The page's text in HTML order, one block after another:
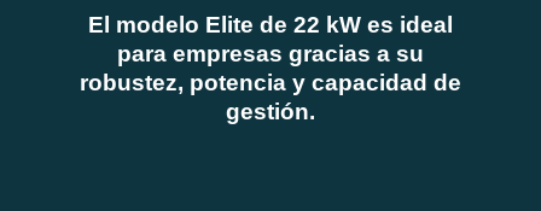
El modelo Elite de 22 kWes ideal
para empresas gracias a su
robustez, potencia y capacidad de
gestión.